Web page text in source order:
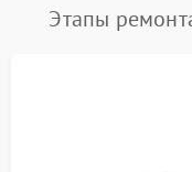
Этапы